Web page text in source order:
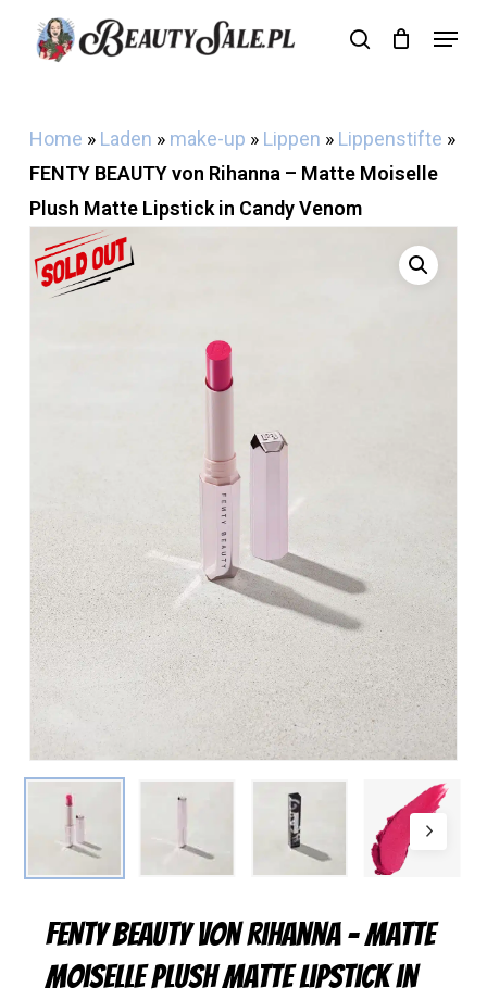
search
Menu
Cart Close
Home » Laden » make-up » Lippen » Lippenstifte »
FENTY BEAUTY von Rihanna – Matte Moiselle
Plush Matte Lipstick in Candy Venom
FENTY BEAUTY von Rihanna – Matte
Moiselle Plush Matte Lipstick in